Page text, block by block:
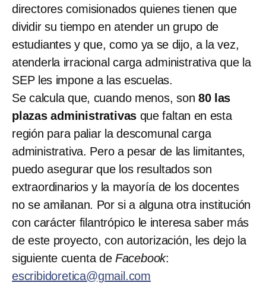
directores comisionados quienes tienen que
dividir su tiempo en atender un grupo de
estudiantes y que, como ya se dijo, a la vez,
atenderla irracional carga administrativa que la
SEP les impone a las escuelas.
Se calcula que, cuando menos, son 80 las
plazas administrativas que faltan en esta
región para paliar la descomunal carga
administrativa. Pero a pesar de las limitantes,
puedo asegurar que los resultados son
extraordinarios y la mayoría de los docentes
no se amilanan. Por si a alguna otra institución
con carácter filantrópico le interesa saber más
de este proyecto, con autorización, les dejo la
siguiente cuenta de Facebook:
escribidoretica@gmail.com